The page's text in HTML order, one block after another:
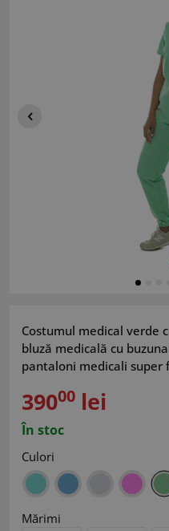
Costumul medical verde
bluză medicală cu
pantaloni medicali super
39000 lei
În stoc
Culori
Mărimi